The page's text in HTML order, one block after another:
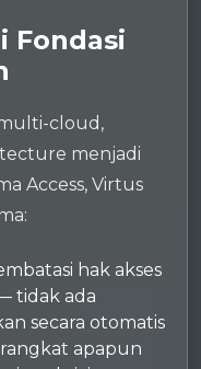
Fondasi
cloud,
menjadi
Access, Virtus
hak akses
tidak ada
secara otomatis
apapun